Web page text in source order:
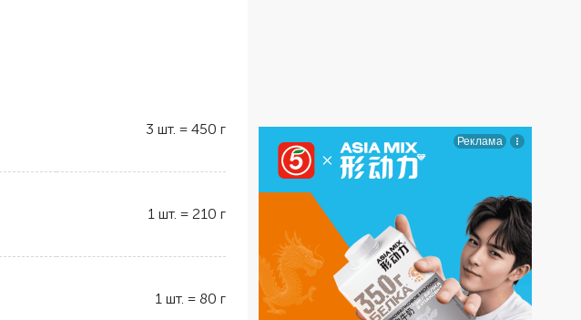
3 шт. = 450 г
1 шт. = 210 г
1 шт. = 80 г